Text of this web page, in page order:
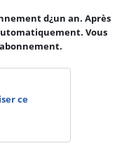
d¿un an. Après
Vous
ce